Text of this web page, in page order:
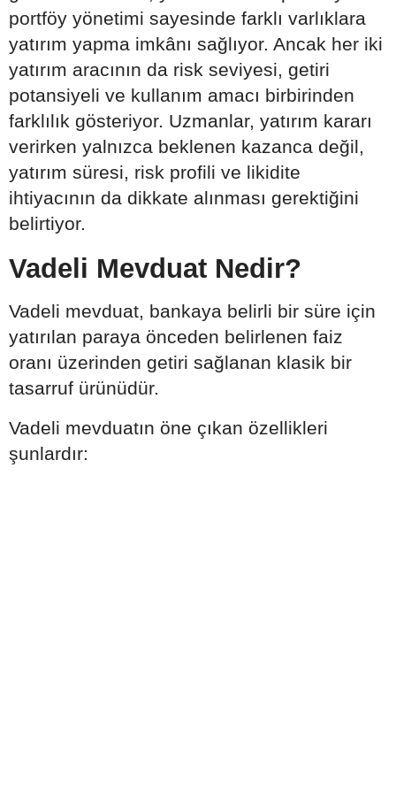
portföy yönetimi sayesinde farklı varlıklara
yatırım yapma imkânı sağlıyor. Ancak her iki
yatırım aracının da risk seviyesi, getiri
potansiyeli ve kullanım amacı birbirinden
farklılık gösteriyor. Uzmanlar, yatırım kararı
verirken yalnızca beklenen kazanca değil,
yatırım süresi, risk profili ve likidite
ihtiyacının da dikkate alınması gerektiğini
belirtiyor.
Vadeli Mevduat Nedir?
Vadeli mevduat, bankaya belirli bir süre için
yatırılan paraya önceden belirlenen faiz
oranı üzerinden getiri sağlanan klasik bir
tasarruf ürünüdür.
Vadeli mevduatın öne çıkan özellikleri
şunlardır: